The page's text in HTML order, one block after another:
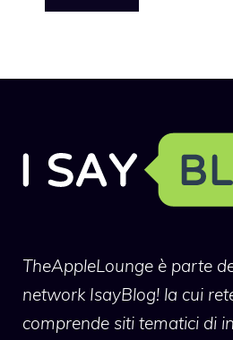
TheAppleLounge è parte
network IsayBlog! la cui
comprende siti tematici di